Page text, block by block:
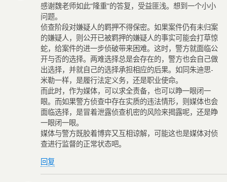
感谢魏老师如此“隆重”的答复，受益匪浅。想到一个小小
问题。
侦查阶段对嫌疑人的羁押不得保密。如果案件仍有未归案
的嫌疑人，则公开已被羁押的嫌疑人的事实可能会打草惊
蛇，给案件的进一步侦破带来困难。这时，警方就面临公
开与否的选择。两难选择总是会存在的，警方也会自己做
出选择，并就自己的选择承担相应的后果。如同朱迪思-
米勒一样，是履行法定义务，还是职业使命。
而此时，作为媒体，可以求全责备，也可以睁一眼闭一
眼。而如果警方侦查中存在实质的违法情形，则媒体也会
面临选择，是冒着泄露侦查机密的风险来揭露呢，还是睁
一眼闭一眼。
媒体与警方既胶着博弈又互相谅解，可能这也是媒体对侦
查进行监督的正常状态吧。
回复